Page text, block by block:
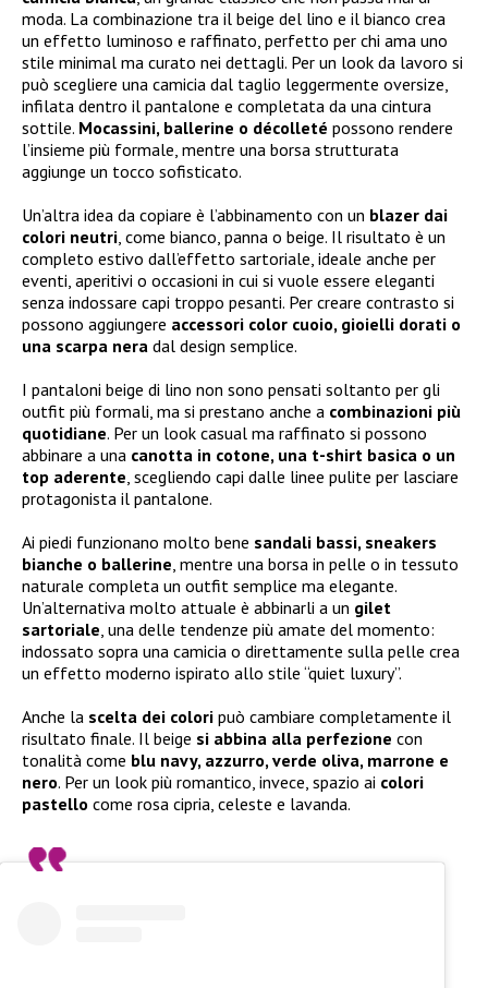
moda. La combinazione tra il beige del lino e il bianco crea
un effetto luminoso e raffinato, perfetto per chi ama uno
stile minimal ma curato nei dettagli. Per un look da lavoro si
può scegliere una camicia dal taglio leggermente oversize,
infilata dentro il pantalone e completata da una cintura
sottile. Mocassini, ballerine o décolleté possono rendere
l’insieme più formale, mentre una borsa strutturata
aggiunge un tocco sofisticato.
Un’altra idea da copiare è l’abbinamento con un blazer dai
colori neutri , come bianco, panna o beige. Il risultato è un
completo estivo dall’effetto sartoriale, ideale anche per
eventi, aperitivi o occasioni in cui si vuole essere eleganti
senza indossare capi troppo pesanti. Per creare contrasto si
possono aggiungere accessori color cuoio, gioielli dorati o
una scarpa nera dal design semplice.
I pantaloni beige di lino non sono pensati soltanto per gli
outfit più formali, ma si prestano anche a combinazioni più
quotidiane. Per un look casual ma raffinato si possono
abbinare a una canotta in cotone, una t-shirt basica o un
top aderente , scegliendo capi dalle linee pulite per lasciare
protagonista il pantalone.
Ai piedi funzionano molto bene sandali bassi, sneakers
bianche o ballerine , mentre una borsa in pelle o in tessuto
naturale completa un outfit semplice ma elegante.
Un’alternativa molto attuale è abbinarli a un gilet
sartoriale , una delle tendenze più amate del momento:
indossato sopra una camicia o direttamente sulla pelle crea
un effetto moderno ispirato allo stile “quiet luxury”.
Anche la scelta dei colori può cambiare completamente il
risultato finale. Il beige si abbina alla perfezione con
tonalità come blu navy, azzurro, verde oliva, marrone e
nero. Per un look più romantico, invece, spazio ai colori
pastello come rosa cipria, celeste e lavanda.